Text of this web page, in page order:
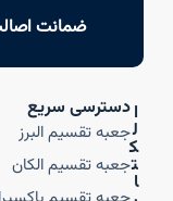
ضمانت
ا
ل
ک
ت
ا
دسترسی سریع
جعبه تقسیم البرز
جعبه تقسیم الکان